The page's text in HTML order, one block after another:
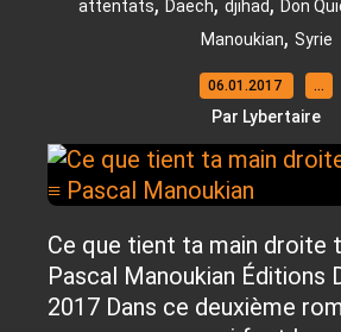
attentats Daech djihad Don
Manoukian, Syrie
06.01.2017 …
Par Lybertaire
Ce que tient ta main droite
Pascal Manoukian Éditions
2017 Dans ce deuxième